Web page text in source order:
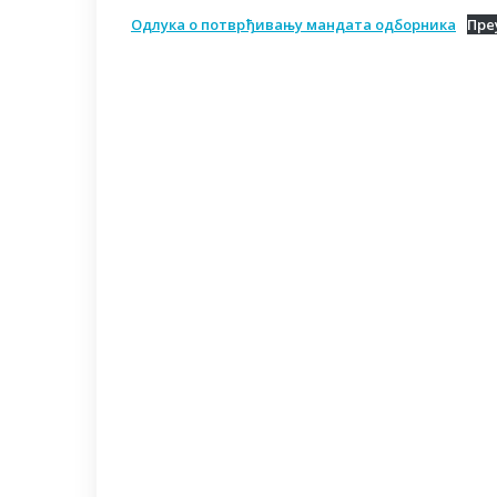
Одлука о потврђивању мандата одборника